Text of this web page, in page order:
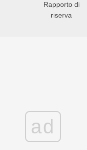
Rapporto di
riserva
ad